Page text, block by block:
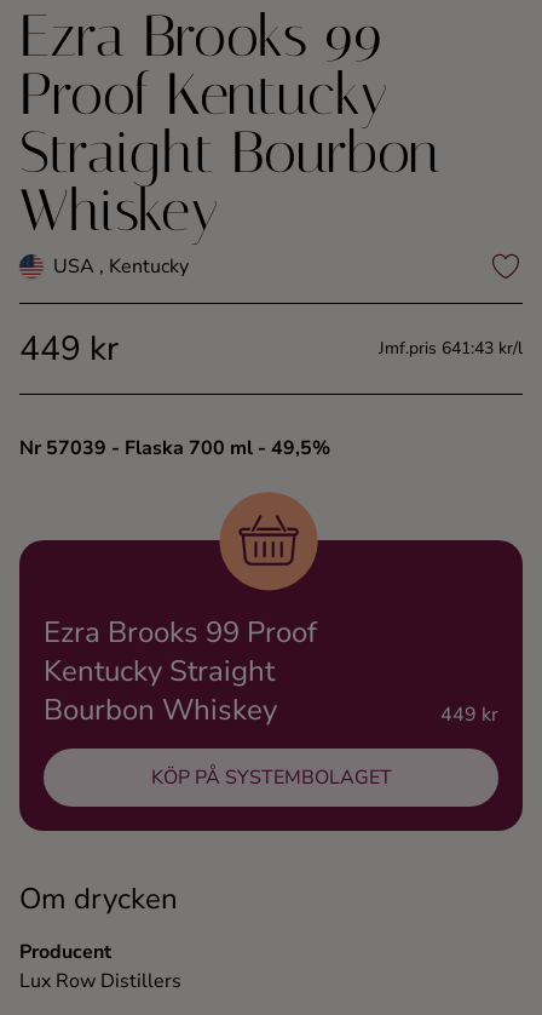
Rom
Shots
Tequila
Whisky
Ezra Brooks 99
Proof Kentucky
Straight Bourbon
Whiskey
USA , Kentucky
449 kr Jmf.pris 641:43 kr/l
Nr 57039 - Flaska 700 ml - 49,5%
Om drycken
Producent
Lux Row Distillers
Ezra Brooks 99 Proof
Kentucky Straight
Bourbon Whiskey
449 kr
KÖP PÅ SYSTEMBOLAGET